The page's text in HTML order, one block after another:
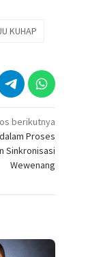
KUHAP
berikutnya
Proses
Sinkronisasi
Wewenang